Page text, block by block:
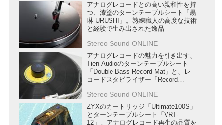
アナログレコードとの高い親和性を持
つ、漆塗のターンテーブルシート「黒
琳 URUSHI」。熟練職人の高度な技術
と経験で生み出された逸品
Stereo Sound ONLINE
アナログレコードの魅力を引き出す、
Tien Audioのターンテーブルシート
「Double Bass Record Mat」と、レ
コードスタビライザー「Record
Stereo Sound ONLINE
ZYXのカートリッジ「Ultimate100S」
とターンテーブルシート「VRT-
12」。アナログレコード再生の品質を